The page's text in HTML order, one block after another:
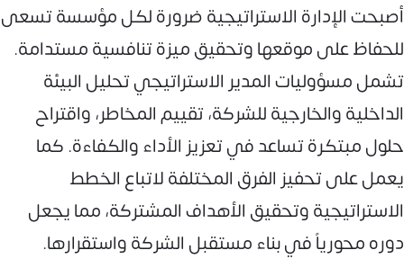
أصبحت الإدارة الاستراتيجية ضرورة لكل مؤسسة تسعى
للحفاظ على موقعها وتحقيق ميزة تنافسية مستدامة.
تشمل مسؤوليات المدير الاستراتيجي تحليل البيئة
الداخلية والخارجية للشركة، تقييم المخاطر، واقتراح
حلول مبتكرة تساعد في تعزيز الأداء والكفاءة. كما
يعمل على تحفيز الفرق المختلفة لاتباع الخطط
الاستراتيجية وتحقيق الأهداف المشتركة، مما يجعل
دوره محورياً في بناء مستقبل الشركة واستقرارها.